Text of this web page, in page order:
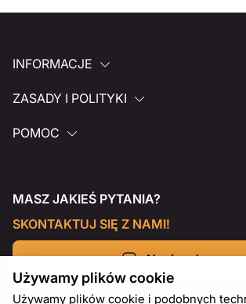
INFORMACJE
ZASADY I POLITYKI
POMOC
MASZ JAKIEŚ PYTANIA?
SKONTAKTUJ SIĘ Z NAMI!
Napisz do nas
Używamy plików cookie
Używamy plików cookie i podobnych